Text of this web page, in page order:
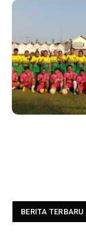
BERITA TERBARU